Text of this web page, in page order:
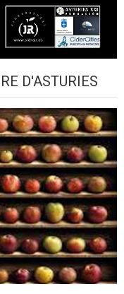
D'ASTURIES